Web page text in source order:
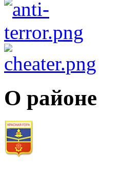
О районе